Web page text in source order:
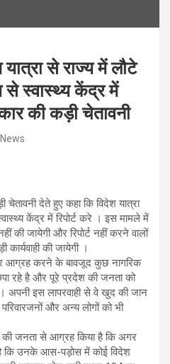
यात्रा से राज्य में लौटे
से स्वास्थ्य केंद्र में
की कड़ी चेतावनी
चेतावनी देते हुए कहा कि विदेश यात्रा
केंद्र में रिपोर्ट करे । इस मामले में
की जायेगी और रिपोर्ट नहीं करने वालों
की जायेगी ।
आग्रह करने के बावजूद कुछ नागरिक
रहे है और पूरे प्रदेश की जनता को
इस लापरवाही से वे खुद की जान
और अन्य लोगों को भी
की जनता से आग्रह किया है कि अगर
है कि उनके आस-पड़ोस में कोई विदेश